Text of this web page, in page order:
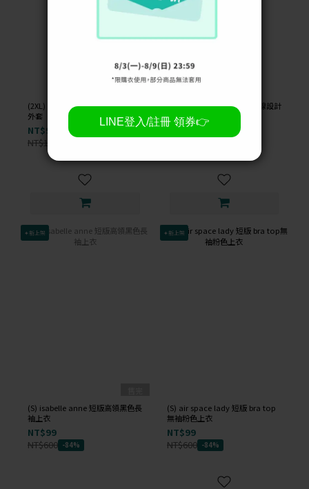
(2XL) rue xi 毛毛連帽兔耳朵白色
外套
NT$99
NT$1,000
(M) the madre 西裝撞色車線設計
灰色外套
NT$99
✦新上架
(S) isabelle anne 短版高領黑色長
袖上衣
NT$99
NT$600 -84%
✦新上架
(S) air space lady 短版 bra top
無袖粉色上衣
NT$99
NT$600 -84%